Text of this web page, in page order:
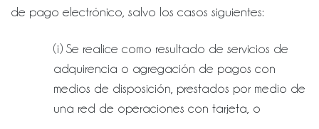
de pago electrónico, salvo los casos siguientes:
(i) Se realice como resultado de servicios de
adquirencia o agregación de pagos con
medios de disposición, prestados por medio de
una red de operaciones con tarjeta, o